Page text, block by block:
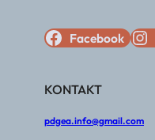
Facebook
KONTAKT
pdgea.info@gmail.com